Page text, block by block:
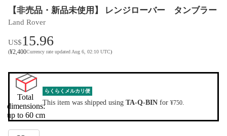
【非売品・新品未使用】 レンジローバー タンブラー
Land Rover
US$15.96
(¥2,400Currency rate updated Aug 6, 02:10 UTC)
Total
dimensions:
up to 60 cm
らくらくメルカリ便
This item was shipped using TA-Q-BIN for ¥750.